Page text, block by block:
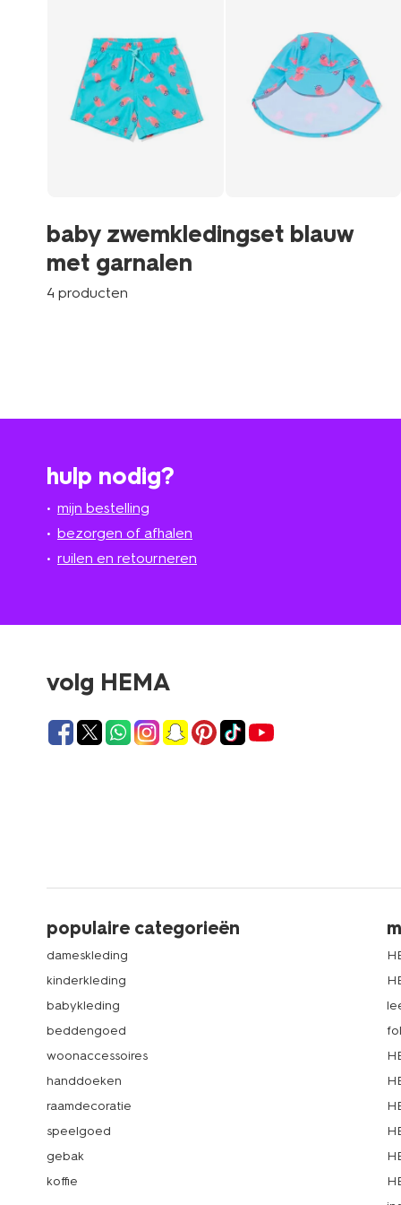
baby zwemkledingset blauw
met garnalen
4 producten
hulp nodig?
mijn bestelling
bezorgen of afhalen
ruilen en retourneren
volg HEMA
populaire categorieën
dameskleding
kinderkleding
babykleding
beddengoed
woonaccessoires
handdoeken
raamdecoratie
speelgoed
gebak
koffie